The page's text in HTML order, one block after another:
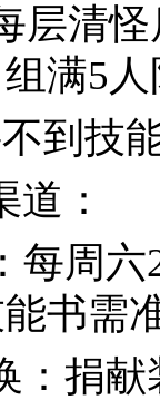
层清
满5
到技
：
每周
书需
：捐